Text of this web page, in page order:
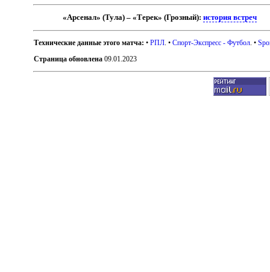
«Арсенал» (Тула) – «Терек» (Грозный):история встреч
Технические данные этого матча: •РПЛ . •Спорт-Экспресс - Футбол . •
Страница обновлена 09.01.2023